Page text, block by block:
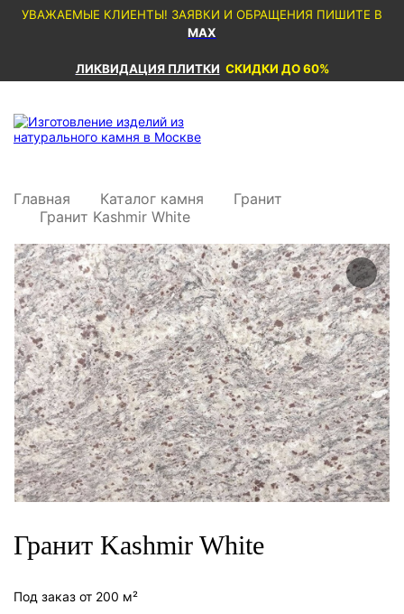
УВАЖАЕМЫЕ КЛИЕНТЫ! ЗАЯВКИ И ОБРАЩЕНИЯ ПИШИТЕ В
MAX
ЛИКВИДАЦИЯ ПЛИТКИ СКИДКИ ДО 60%
Главная Каталог камня
Гранит
Гранит Kashmir White
Гранит Kashmir White
Под заказ от 200 м²